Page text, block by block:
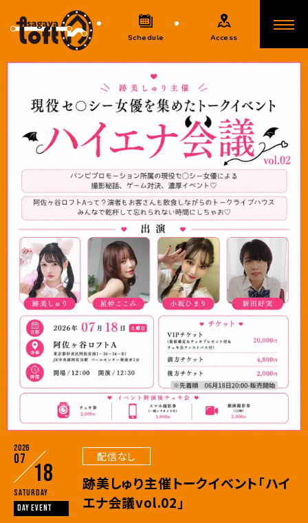
Schedule Access
2026
07
18
Saturday
DAY EVENT
配信なし
跡美しゅり主催トークイベント「ハイ
エナ会議vol.02」